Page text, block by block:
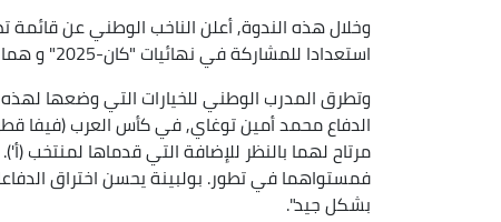
استعدادا للمشاركة في نهائيات "كان-2025" و هما الحراس بن بوط و المدافع بلعيد.
وتطرق المدرب الوطني للخيارات التي وضعها
مرتاح لهما بالنظر للإضافة التي قدماها لمنتخب
فمستواهما في تطور. بولبينة يحسن اختراق
بشكل جيد".